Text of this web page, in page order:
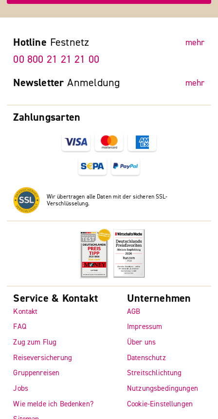
Zahlungsarten
Wir übertragen alle Daten mit der sicheren SSL-
Verschlüsselung.
Hotline Festnetz mehr
00 800 21 21 21 00
Newsletter Anmeldung mehr
Service & Kontakt
Kontakt
FAQ
Zug zum Flug
Reiseversicherung
Gruppenreisen
Jobs
Wie melde ich Bedenken?
Unternehmen
AGB
Impressum
Über uns
Datenschutz
Streitschlichtung
Nutzungsbedingungen
Cookie-Einstellungen